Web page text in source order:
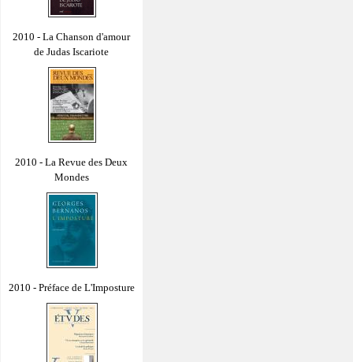
2010 - La Chanson d'amour
de Judas Iscariote
2010 - La Revue des Deux
Mondes
2010 - Préface de L'Imposture